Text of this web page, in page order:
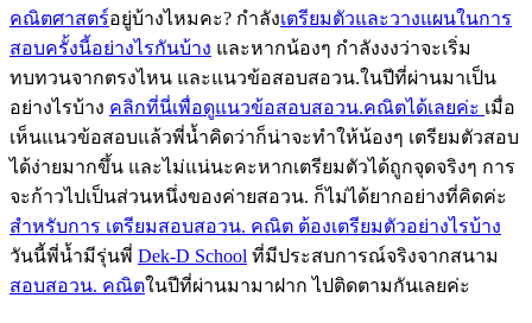
คณิตศาสตร์อยู่บ้างไหมคะ? กำลังเตรียมตัวและวางแผนในการ
สอบครั้งนี้อย่างไรกันบ้าง และหากน้องๆ กำลังงงว่าจะเริ่ม
ทบทวนจากตรงไหน และแนวข้อสอบสอวน.ในปีที่ผ่านมาเป็น
อย่างไรบ้าง คลิกที่นี่เพื่อดูแนวข้อสอบสอวน.คณิตได้เลยค่ะ เมื่อ
เห็นแนวข้อสอบแล้วพี่น้ำคิดว่าก็น่าจะทำให้น้องๆ เตรียมตัวสอบ
ได้ง่ายมากขึ้น และไม่แน่นะคะหากเตรียมตัวได้ถูกจุดจริงๆ การ
จะก้าวไปเป็นส่วนหนึ่งของค่ายสอวน. ก็ไม่ได้ยากอย่างที่คิดค่ะ
สำหรับการ เตรียมสอบสอวน. คณิต ต้องเตรียมตัวอย่างไรบ้าง
วันนี้พี่น้ำมีรุ่นพี่ Dek-D School ที่มีประสบการณ์จริงจากสนาม
สอบสอวน. คณิตในปีที่ผ่านมามาฝาก ไปติดตามกันเลยค่ะ